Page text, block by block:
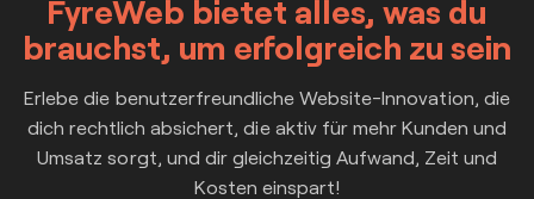
FyreWeb bietet alles, was du
brauchst, um erfolgreich zu sein
Erlebe die benutzerfreundliche Website-Innovation, die
dich rechtlich absichert, die aktiv für mehr Kunden und
Umsatz sorgt, und dir gleichzeitig Aufwand, Zeit und
Kosten einspart!